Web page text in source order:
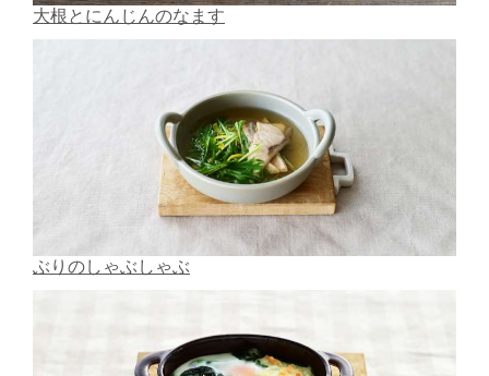
大根とにんじんのなます
ぶりのしゃぶしゃぶ